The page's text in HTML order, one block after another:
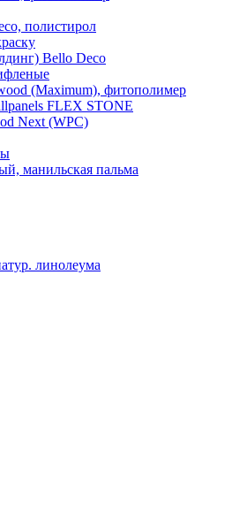
полистирол
Bello Deco
(Maximum), фитополимер
FLEX STONE
Next (WPC)
манильская пальма
линолеума